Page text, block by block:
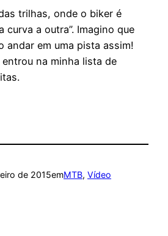
trilhas, onde o biker é
curva a outra”. Imagino que
andar em uma pista assim!
entrou na minha lista de
de 2015emMTB, Vídeo